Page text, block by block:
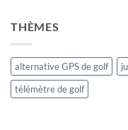
THÈMES
alternative GPS de golf
télémètre de golf